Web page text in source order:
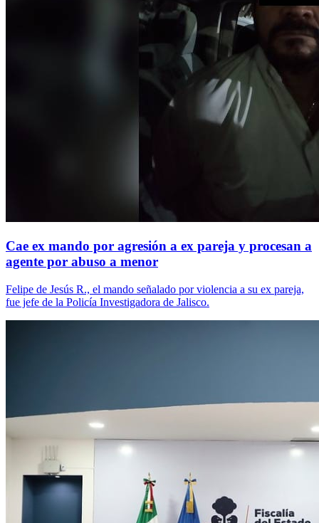
Cae ex mando por agresión a ex pareja y procesan a
agente por abuso a menor
Felipe de Jesús R., el mando señalado por violencia a su ex pareja,
fue jefe de la Policía Investigadora de Jalisco.